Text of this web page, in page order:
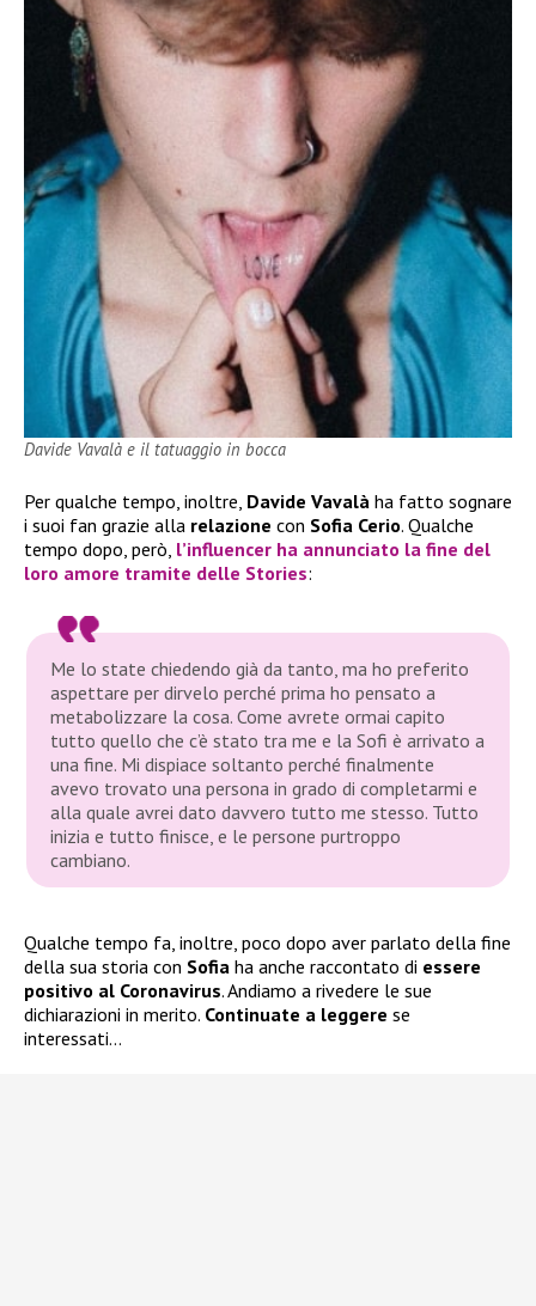
Davide Vavalà e il tatuaggio in bocca
Per qualche tempo, inoltre, Davide Vavalà ha fatto sognare
i suoi fan grazie alla relazione con Sofia Cerio. Qualche
tempo dopo, però, l’influencer ha annunciato la fine del
loro amore tramite delle Stories:
Me lo state chiedendo già da tanto, ma ho preferito
aspettare per dirvelo perché prima ho pensato a
metabolizzare la cosa. Come avrete ormai capito
tutto quello che c’è stato tra me e la Sofi è arrivato a
una fine. Mi dispiace soltanto perché finalmente
avevo trovato una persona in grado di completarmi e
alla quale avrei dato davvero tutto me stesso. Tutto
inizia e tutto finisce, e le persone purtroppo
cambiano.
Qualche tempo fa, inoltre, poco dopo aver parlato della fine
della sua storia con Sofia ha anche raccontato di essere
positivo al Coronavirus. Andiamo a rivedere le sue
dichiarazioni in merito. Continuate a leggere se
interessati…